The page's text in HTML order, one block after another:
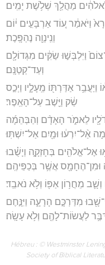
מַהֲלַ֖ךְ שְׁלֹ֥שֶׁת יָמִֽים׃
וַיֹּאמַ֔ר ע֚וֹד אַרְבָּעִ֣ים י֔וֹם
וְנִֽינְוֵ֖ה נֶהְפָּֽכֶת׃
וַיִּלְבְּשׁ֣וּ שַׂקִּ֔ים מִגְּדוֹלָ֖ם
וְעַד־קְטַנָּֽם׃
וַיַּעֲבֵ֥ר אַדַּרְתּ֖וֹ מֵֽעָלָ֑יו וַיְכַ֣ס
שַׂ֔ק וַיֵּ֖שֶׁב עַל־הָאֵֽפֶר׃
לֵאמֹ֑ר הָאָדָ֨ם וְהַבְּהֵמָ֜ה
אַ֨ל־יִרְע֔וּ וּמַ֖יִם אַל־יִשְׁתּֽוּ׃
אֶל־אֱלֹהִ֖ים בְּחָזְקָ֑ה וְיָשֻׁ֗בוּ
אֲשֶׁ֥ר בְּכַפֵּיהֶֽם׃
מֵחֲר֥וֹן אַפּ֖וֹ וְלֹ֥א נֹאבֵֽד׃
מִדַּרְכָּ֣ם הָרָעָ֑ה וַיִּנָּ֣חֶם
לַעֲשׂוֹת־לָהֶ֖ם וְלֹ֥א עָשָֽׂה׃
Hébreu : © Westminster
Society of Biblical